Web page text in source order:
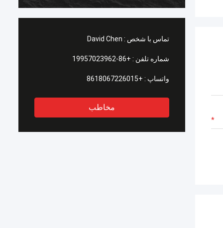
تماس با شخص : David Chen
شماره تلفن : +86-19957023962
واتساپ : +8618067226015
مخاطب